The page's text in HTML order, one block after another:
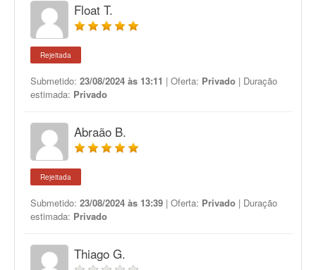
Float T.
Rejeitada
Submetido: 23/08/2024 às 13:11 | Oferta: Privado | Duração
estimada: Privado
Abraão B.
Rejeitada
Submetido: 23/08/2024 às 13:39 | Oferta: Privado | Duração
estimada: Privado
Thiago G.